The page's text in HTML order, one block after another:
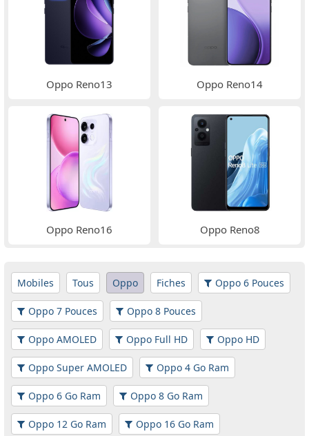
Oppo Reno13 Oppo Reno14
Oppo Reno16 Oppo Reno8
Mobiles Tous Oppo Fiches Oppo 6 Pouces
Oppo 7 Pouces Oppo 8 Pouces
Oppo AMOLED Oppo Full HD Oppo HD
Oppo Super AMOLED Oppo 4 Go Ram
Oppo 6 Go Ram Oppo 8 Go Ram
Oppo 12 Go Ram Oppo 16 Go Ram